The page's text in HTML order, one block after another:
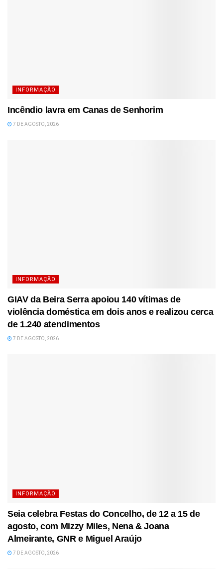
INFORMAÇÃO
Incêndio lavra em Canas de Senhorim
7 DE AGOSTO, 2026
INFORMAÇÃO
GIAV da Beira Serra apoiou 140 vítimas de
violência doméstica em dois anos e realizou cerca
de 1.240 atendimentos
7 DE AGOSTO, 2026
INFORMAÇÃO
Seia celebra Festas do Concelho, de 12 a 15 de
agosto, com Mizzy Miles, Nena & Joana
Almeirante, GNR e Miguel Araújo
7 DE AGOSTO, 2026